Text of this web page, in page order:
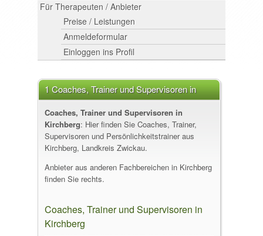
Für Therapeuten / Anbieter
Preise / Leistungen
Anmeldeformular
Einloggen ins Profil
1 Coaches, Trainer und Supervisoren in
Kirchberg
Coaches, Trainer und Supervisoren in
Kirchberg: Hier finden Sie Coaches, Trainer,
Supervisoren und Persönlichkeitstrainer aus
Kirchberg, Landkreis Zwickau.
Anbieter aus anderen Fachbereichen in Kirchberg
finden Sie rechts.
Coaches, Trainer und Supervisoren in
Kirchberg